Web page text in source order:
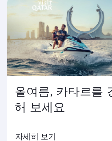
올여름, 카타르를
해 보세요
자세히 보기